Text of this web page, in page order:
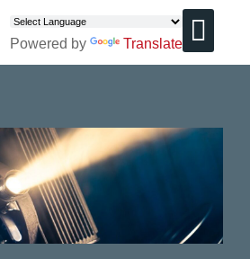
Powered by Translate